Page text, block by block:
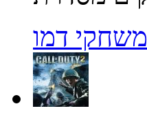
משחקי דמו